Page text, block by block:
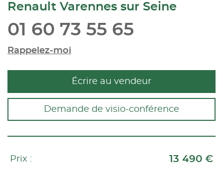
Renault Varennes sur Seine
01 60 73 55 65
Rappelez-moi
Écrire au vendeur
Demande de visio-conférence
Prix : 13 490 €